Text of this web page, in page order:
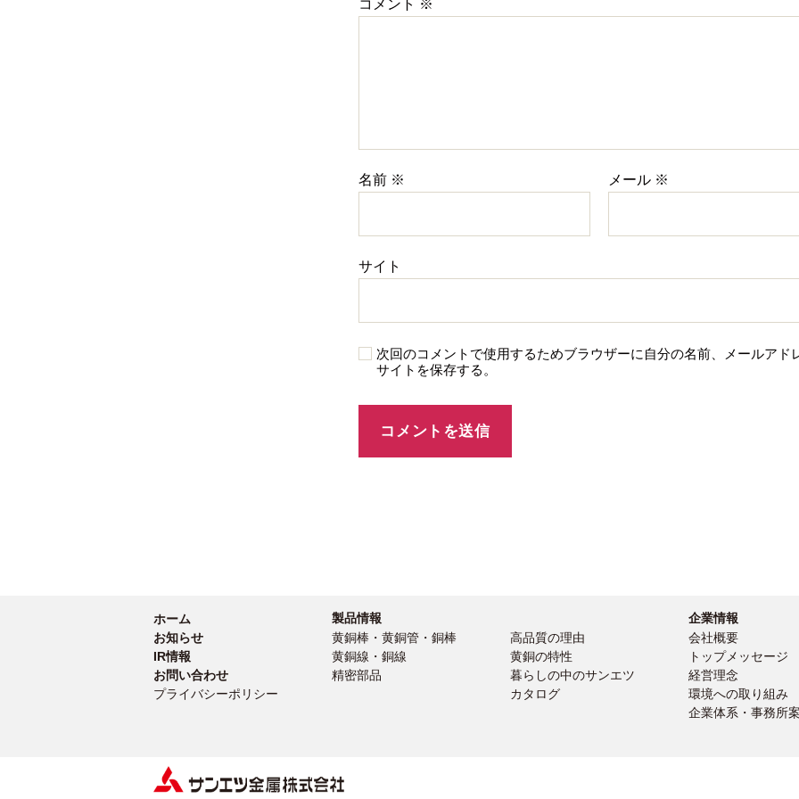
コメント ※
名前 ※ メール ※
サイト
次回のコメントで使用するためブラウザーに自分の名前、メールアド
サイトを保存する。
ホーム
お知らせ
IR情報
お問い合わせ
プライバシーポリシー
製品情報
黄銅棒・黄銅管・銅棒
黄銅線・銅線
精密部品
高品質の理由
黄銅の特性
暮らしの中のサンエツ
カタログ
企業情報
会社概要
トップメッセージ
経営理念
環境への取り組み
企業体系・事務所